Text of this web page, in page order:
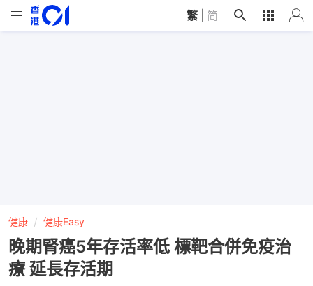
繁 简
健康 健康Easy
晚期腎癌5年存活率低 標靶合併免疫治
療 延長存活期